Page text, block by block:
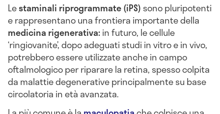
Lestaminali riprogrammate (iPS) sono pluripotenti
e rappresentano una frontiera importante della
medicina rigenerativa:in futuro, le cellule
‘ringiovanite’, dopo adeguati studi in vitro e in vivo,
potrebbero essere utilizzate anche in campo
oftalmologico per riparare la retina, spesso colpita
da malattie degenerative principalmente su base
circolatoria in età avanzata.